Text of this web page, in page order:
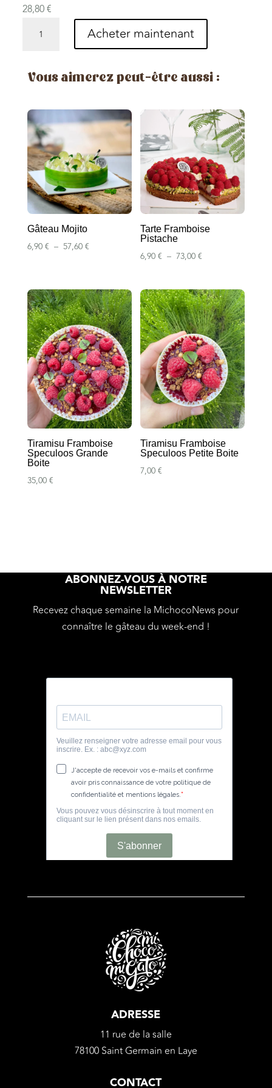
28,80€
Madagascar
Acheter maintenant
Vous aimerez peut-être aussi :
Gâteau Mojito
6,90€ – 57,60€Plage
6,90 €
à
57,60 €
Tarte Framboise
Pistache
6,90€ – 73,00€
prix :
6,90 €
à
73,00 €
Tiramisu Framboise
Speculoos Grande
Boite
35,00€
Tiramisu Framboise
Speculoos Petite Boite
7,00€
ABONNEZ-VOUS À NOTRE
NEWSLETTER
Recevez chaque semaine la MichocoNews pour
connaître le gâteau du week-end !
ADRESSE
11 rue de la salle
78100 Saint Germain en Laye
CONTACT